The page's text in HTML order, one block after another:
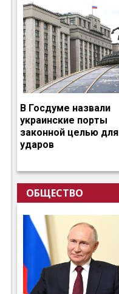
В Госдуме назвали
украинские порты
законной целью для
ударов
ОБЩЕСТВО